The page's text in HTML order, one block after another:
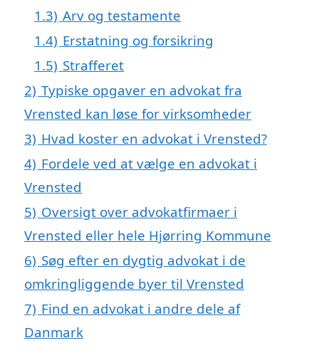
1.3) Arv og testamente
1.4) Erstatning og forsikring
1.5) Strafferet
2) Typiske opgaver en advokat fra
Vrensted kan løse for virksomheder
3) Hvad koster en advokat i Vrensted?
4) Fordele ved at vælge en advokat i
Vrensted
5) Oversigt over advokatfirmaer i
Vrensted eller hele Hjørring Kommune
6) Søg efter en dygtig advokat i de
omkringliggende byer til Vrensted
7) Find en advokat i andre dele af
Danmark